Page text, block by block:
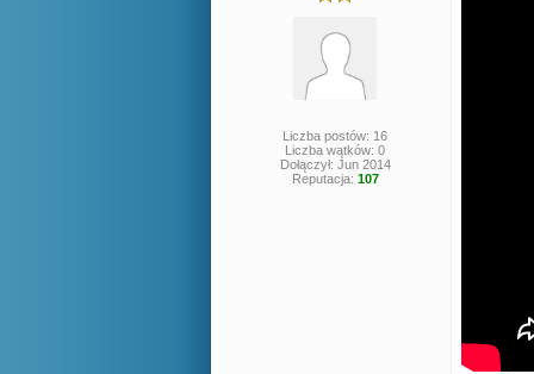
Liczba postów: 16
Liczba wątków: 0
Dołączył: Jun 2014
Reputacja: 107